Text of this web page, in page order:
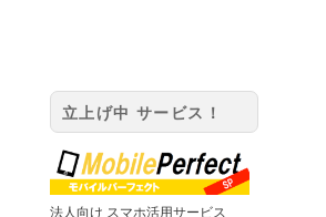
立上げ中 サービス！
法人向け スマホ活用サービス